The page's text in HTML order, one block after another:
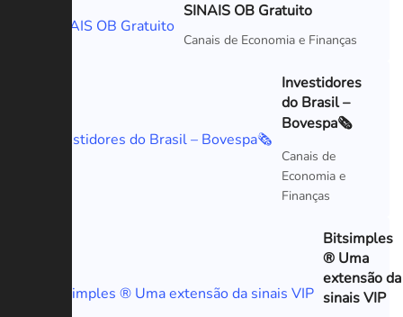
SINAIS OB Gratuito
Canais de Economia e Finanças
Investidores
do Brasil –
Bovespa🗞
Canais de
Economia e
Finanças
Bitsimples
® Uma
extensão da
sinais VIP